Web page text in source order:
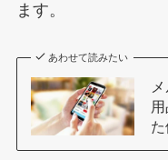
ます。
あわせて読みたい